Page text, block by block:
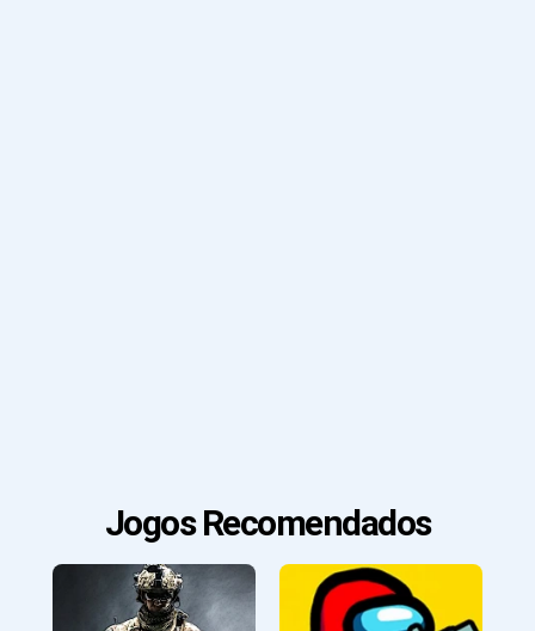
Jogos Recomendados